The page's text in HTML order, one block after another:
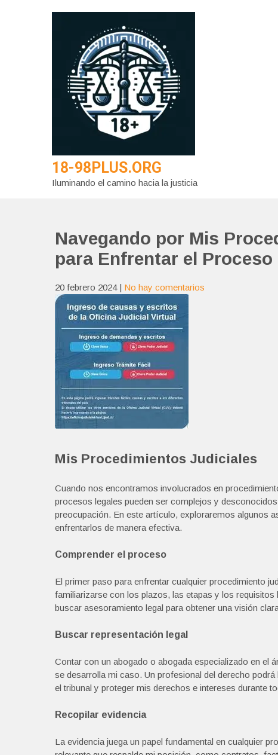
18-98PLUS.ORG
Iluminando el camino hacia la justicia
Navegando por Mis
para Enfrentar el Proceso
20 febrero 2024 | No hay comentarios
Mis Procedimientos Judiciales
Cuando nos encontramos involucrados en
procesos legales pueden ser complejos y
preocupación. En este artículo, exploraremos algunos
enfrentarlos de manera efectiva.
Comprender el proceso
El primer paso para enfrentar cualquier procedimiento
familiarizarse con los plazos, las etapas y los
buscar asesoramiento legal para obtener una visión
Buscar representación legal
Contar con un abogado o abogada especializado en el
se desarrolla mi caso. Un profesional del derecho
el tribunal y proteger mis derechos e intereses durante
Recopilar evidencia
La evidencia juega un papel fundamental en cualquier